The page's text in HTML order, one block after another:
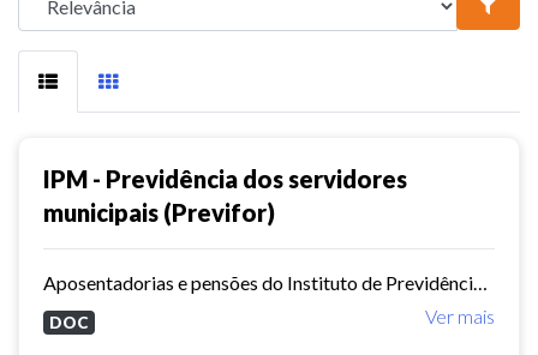
IPM - Previdência dos servidores
municipais (Previfor)
Ver mais
DOC